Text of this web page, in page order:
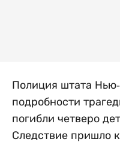
Полиция штата
подробности
погибли четверо
Следствие пришло